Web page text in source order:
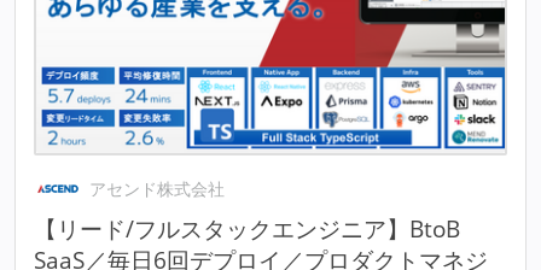
アセンド株式会社
【リード/フルスタックエンジニア】BtoB
SaaS／毎日6回デプロイ／プロダクトマネジ